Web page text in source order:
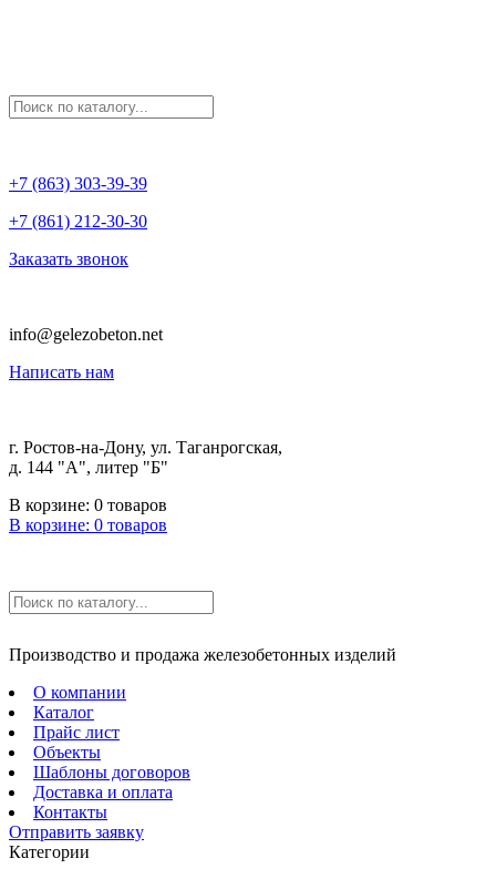
+7 (863) 303-39-39
+7 (861) 212-30-30
Заказать звонок
info@gelezobeton.net
Написать нам
г. Ростов-на-Дону, ул. Таганрогская,
д. 144 "А", литер "Б"
В корзине: 0 товаров
В корзине: 0 товаров
Производство и продажа железобетонных изделий
О компании
Каталог
Прайс лист
Объекты
Шаблоны договоров
Доставка и оплата
Контакты
Отправить заявку
Категории